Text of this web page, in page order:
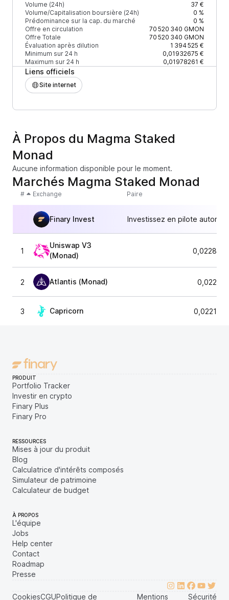
Volume (24h)
37 €
Volume/Capitalisation boursière (24h)
0 %
Prédominance sur la cap. du marché
0 %
Offre en circulation
70 520 340 GMON
Offre Totale
70 520 340 GMON
Évaluation après dilution
1 394 525 €
Minimum sur 24 h
0,01932675 €
Maximum sur 24 h
0,01978261 €
Liens officiels
Site internet
À Propos du Magma Staked
Monad
Aucune information disponible pour le moment.
Marchés Magma Staked Monad
# Exchange Paire
Finary Invest Investissez en pilote
1
Uniswap V3
(Monad)
2 Atlantis (Monad)
3 Capricorn
PRODUIT
Portfolio Tracker
Investir en crypto
Finary Plus
Finary Pro
RESSOURCES
Mises à jour du produit
Blog
Calculatrice d'intérêts composés
Simulateur de patrimoine
Calculateur de budget
À PROPOS
L'équipe
Jobs
Help center
Contact
Roadmap
Presse
CookiesCGUPolitique de Mentions Sécurité